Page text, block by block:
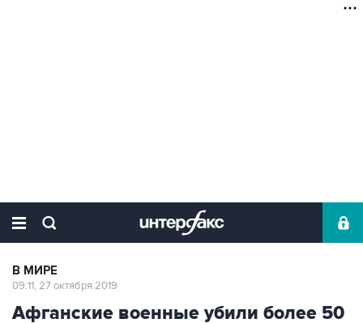
В МИРЕ
09:11, 27 октября 2019
Афганские военные убили более 50